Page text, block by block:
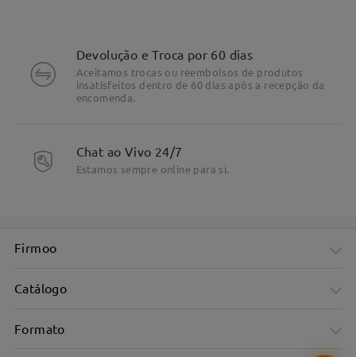
Devolução e Troca por 60 dias
Aceitamos trocas ou reembolsos de produtos
insatisfeitos dentro de 60 dias após a recepção da
encomenda.
Chat ao Vivo 24/7
Estamos sempre online para si.
Firmoo
Catálogo
Formato